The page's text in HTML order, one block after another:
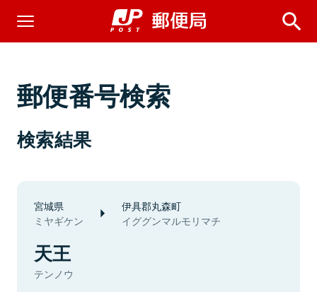
郵便番号検索
検索結果
宮城県
ミヤギケン
伊具郡丸森町
イググンマルモリマチ
天王
テンノウ